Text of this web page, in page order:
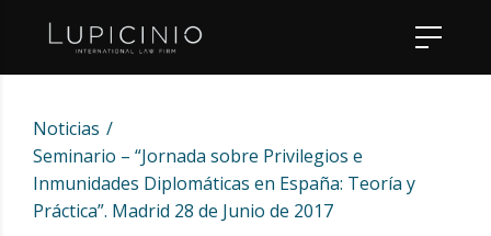
Noticias
Seminario – “Jornada sobre Privilegios e
Inmunidades Diplomáticas en España: Teoría y
Práctica”. Madrid 28 de Junio de 2017